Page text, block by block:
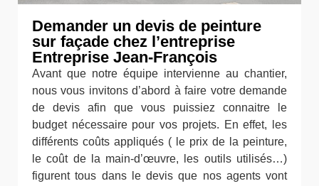
Demander un devis de peinture
sur façade chez l’entreprise
Entreprise Jean-François
Avant que notre équipe intervienne au chantier,
nous vous invitons d’abord à faire votre demande
de devis afin que vous puissiez connaitre le
budget nécessaire pour vos projets. En effet, les
différents coûts appliqués ( le prix de la peinture,
le coût de la main-d’œuvre, les outils utilisés…)
figurent tous dans le devis que nos agents vont